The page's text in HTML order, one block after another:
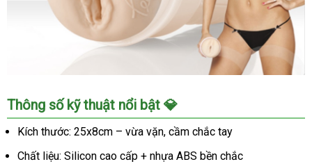
Âm
đạo
giả
Teagan
Thông số kỹ thuật nổi bật 💎
Kích thước: 25x8cm – vừa vặn, cầm chắc tay
Chất liệu: Silicon cao cấp + nhựa ABS bền chắc